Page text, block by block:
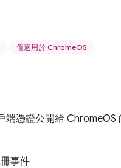
僅適用於 ChromeOS
端憑證公開給 ChromeOS
事件